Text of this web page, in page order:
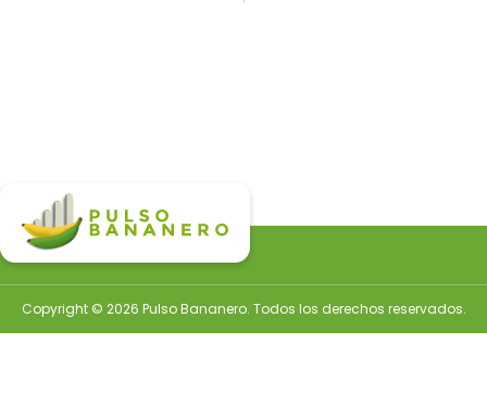
Copyright © 2026 Pulso Bananero. Todos los derechos reservados.